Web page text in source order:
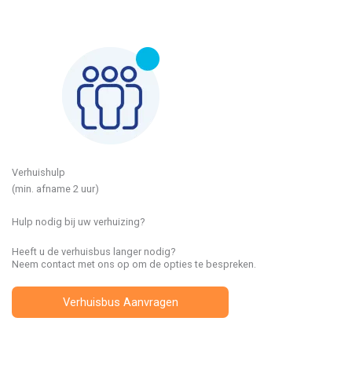
Verhuishulp
(min. afname 2 uur)
Hulp nodig bij uw verhuizing?
Heeft u de verhuisbus langer nodig?
Neem contact met ons op om de opties te bespreken.
Verhuisbus Aanvragen